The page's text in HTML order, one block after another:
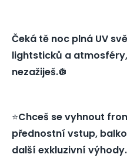
Čeká tě noc plná UV
lightsticků a
nezažiješ.🪩
⭐️Chceš se vyhnout
přednostní vstup,
další exkluzivní